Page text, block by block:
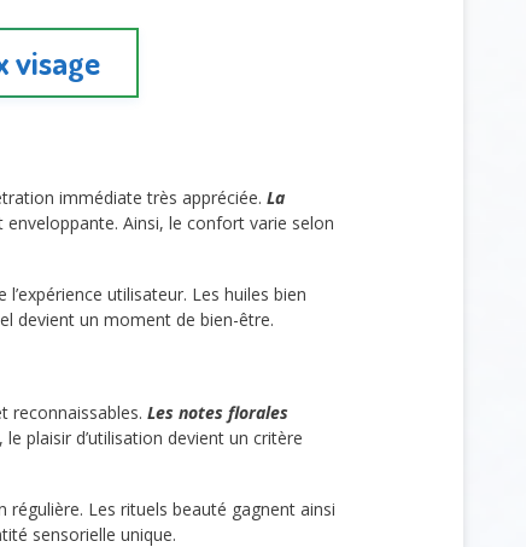
visage
immédiate très appréciée. La
Ainsi, le confort varie selon
utilisateur. Les huiles bien
devient un moment de bien-être.
reconnaissables. Les notes florales
plaisir d’utilisation devient un critère
Les rituels beauté gagnent ainsi
sensorielle unique.